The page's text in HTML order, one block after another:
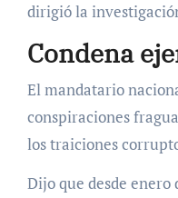
dirigió la
Condena
El mandatario
conspiraciones
los traiciones
Dijo que desde enero